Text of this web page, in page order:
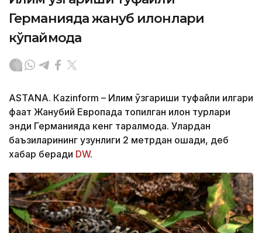
Германияда жануб илонлари
кўпаймоқда
ASTANА. Кazinform – Иқлим ўзгариши туфайли илгари
фақат Жанубий Европада топилган илон турлари
энди Германияда кенг тарқалмоқда. Улардан
баъзиларининг узунлиги 2 метрдан ошади, деб
хабар беради DW.